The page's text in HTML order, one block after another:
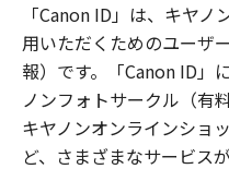
「Canon ID」は、キヤ
用いただくためのユーザ
報）です。「Canon ID」
ノンフォトサークル（有
キヤノンオンラインショ
ど、さまざまなサービス